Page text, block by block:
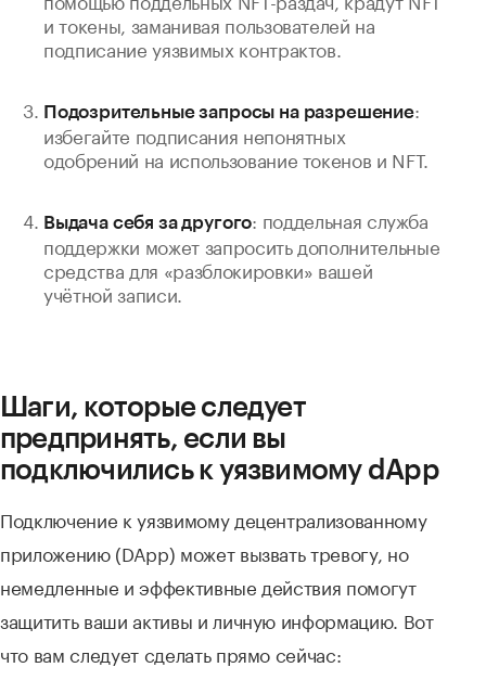
и токены, заманивая пользователей на
подписание уязвимых контрактов.
Подозрительные запросы на разрешение:
избегайте подписания непонятных
одобрений на использование токенов и NFT.
Выдача себя за другого: поддельная служба
поддержки может запросить дополнительные
средства для «разблокировки» вашей
учётной записи.
Шаги, которые следует
предпринять, если вы
подключились к уязвимому dApp
Подключение к уязвимому децентрализованному
приложению (DApp) может вызвать тревогу, но
немедленные и эффективные действия помогут
защитить ваши активы и личную информацию. Вот
что вам следует сделать прямо сейчас: